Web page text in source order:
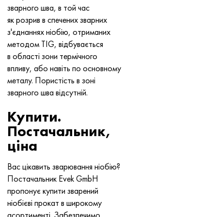
зварного шва, в той час
як розрив в спечених зварних
з'єднаннях ніобію, отриманих
методом TIG, відбувається
в області зони термічного
впливу, або навіть по основному
металу. Пористість в зоні
зварного шва відсутній.
Купити.
Постачальник,
ціна
Вас цікавить зварювання ніобію?
Постачальник Evek GmbH
пропонує купити зварений
ніобієві прокат в широкому
асортименті. Забезпечимо
Нимоник 90
Нимоник 263
Haynes 25
Хайнс 188
Хастеллой b2
Хастеллой b3
Хастеллой c4
Хастеллой c22
Труба прецизійна
Лист, круг, дріт Н70МФВ
AM-350 - ams 5548
AM-355 - ams 5547
Сustom 450® - uns S45000
Greek Ascoloy 418
45Х14Н14В2М
50Х14МФ
65Х13
90Х18МФ
ас35г2, 36smnpb14, 1.0765
38х2н2ма, 34CrNiMo6, 40NiCrMo7
40хн2ма, 34CrNiMo4, 36hnm
38ХС, 37hs
38ХН3МФА, 35nicrmov12-5
40Г, 40Mn4, aisi 1035
38ХМ, 42CrMo4, aisi 1.7225
40ХН, 36NiCr6, aisi 3135